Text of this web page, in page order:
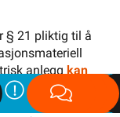
§ 21 pliktig til å
anleggkan
materiell